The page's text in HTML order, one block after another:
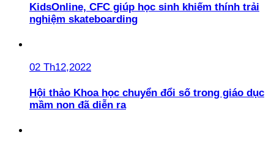
KidsOnline, CFC giúp học sinh khiếm thính trải
nghiệm skateboarding
02 Th12,2022
Hội thảo Khoa học chuyển đổi số trong giáo dục
mầm non đã diễn ra